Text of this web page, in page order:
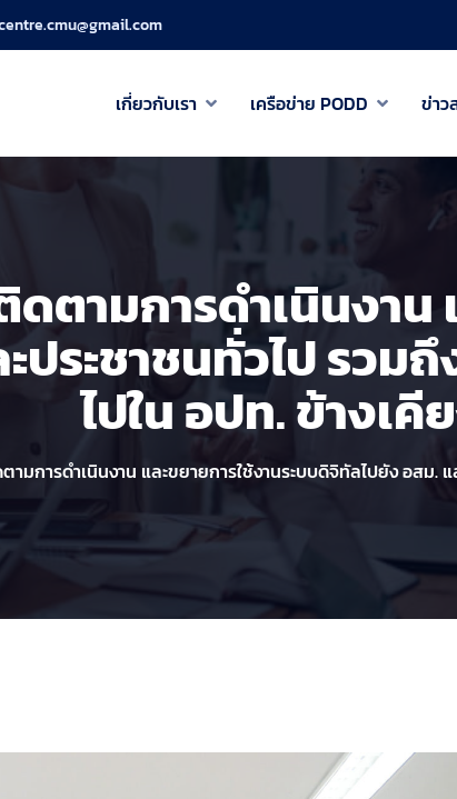
เกี่ยวกับเรา เครือข่าย PODD ข่าว
ามการดำเนินงาน
ประชาชนทั่วไป รวม
ไปใน อปท. ข้างเคี
การดำเนินงาน และขยายการใช้งานระบบดิจิทัลไปยัง อสม. แ